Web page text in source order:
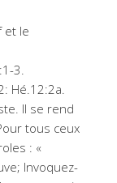
et le
3.
Hé.12:2a.
Il se rend
tous ceux
: «
Invoquez-